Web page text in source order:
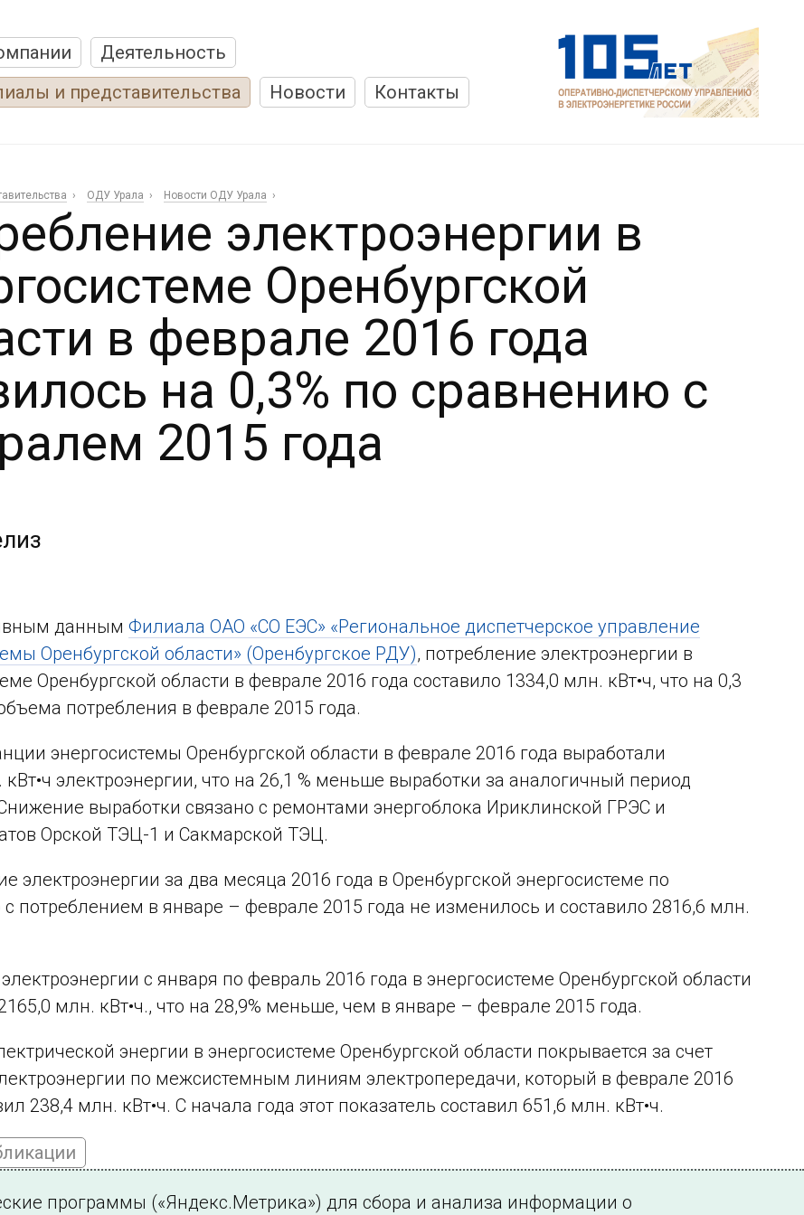
Деятельность
и представительства
Новости Контакты
ОДУ Урала Новости ОДУ Урала
электроэнергии в
Оренбургской
в феврале 2016 года
на 0,3% по сравнению с
2015 года
данным Филиала ОАО «СО ЕЭС» «Региональное диспетчерское управление
Оренбургской области» (Оренбургское РДУ), потребление электроэнергии в
Оренбургской области в феврале 2016 года составило 1334,0 млн. кВт•ч, что на 0,3
потребления в феврале 2015 года.
энергосистемы Оренбургской области в феврале 2016 года выработали
электроэнергии, что на 26,1 % меньше выработки за аналогичный период
выработки связано с ремонтами энергоблока Ириклинской ГРЭС и
Орской ТЭЦ-1 и Сакмарской ТЭЦ.
электроэнергии за два месяца 2016 года в Оренбургской энергосистеме по
потреблением в январе – феврале 2015 года не изменилось и составило 2816,6 млн.
с января по февраль 2016 года в энергосистеме Оренбургской области
млн. кВт•ч., что на 28,9% меньше, чем в январе – феврале 2015 года.
энергии в энергосистеме Оренбургской области покрывается за счет
по межсистемным линиям электропередачи, который в феврале 2016
238,4 млн. кВт•ч. С начала года этот показатель составил 651,6 млн. кВт•ч.
программы («Яндекс.Метрика») для сбора и анализа информации о